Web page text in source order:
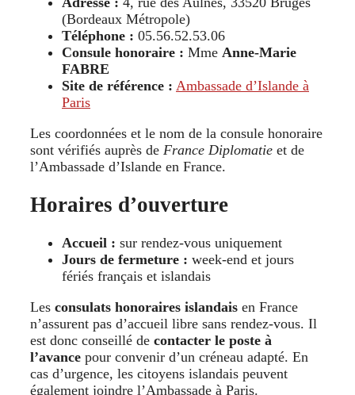
(Bordeaux Métropole)
Téléphone : 05.56.52.53.06
Consule honoraire : Mme Anne-Marie
FABRE
Site de référence : Ambassade d’Islande à
Paris
Les coordonnées et le nom de la consule honoraire
sont vérifiés auprès de France Diplomatie et de
l’Ambassade d’Islande en France.
Horaires d’ouverture
Accueil : sur rendez-vous uniquement
Jours de fermeture : week-end et jours
fériés français et islandais
Les consulats honoraires islandais en France
n’assurent pas d’accueil libre sans rendez-vous. Il
est donc conseillé de contacter le poste à
l’avance pour convenir d’un créneau adapté. En
cas d’urgence, les citoyens islandais peuvent
également joindre l’Ambassade à Paris.